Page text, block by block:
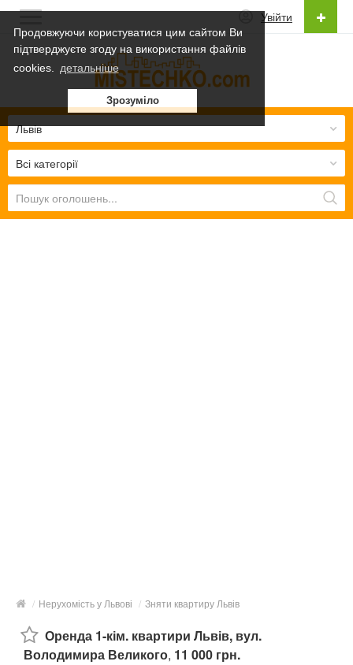
Продовжуючи користуватися цим сайтом Ви
підтверджуєте згоду на використання файлів
cookies.
детальніше
Зрозуміло
Увійти
Українська
Українська
Русский
Всі категорії
Львів
/ Нерухомість у Львові / Зняти квартиру Львів
Оренда 1-кім. квартири Львів, вул.
Володимира Великого, 11 000 грн.